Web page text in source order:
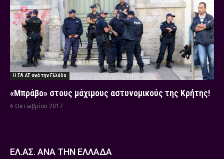
Η ΕΛ.ΑΣ ανά την Ελλάδα
«Μπράβο» στους μάχιμους αστυνομικούς της Κρήτης!
6 Οκτωβρίου 2017
ΕΛ.ΑΣ. ΑΝΑ ΤΗΝ ΕΛΛΑΔΑ